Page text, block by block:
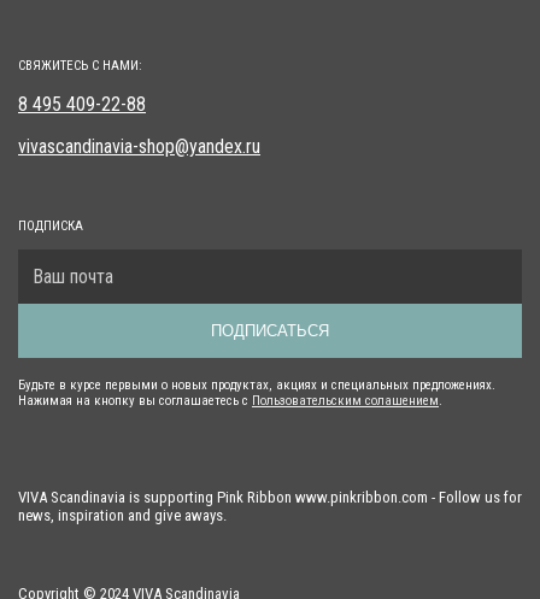
VIVA Scandinavia is supporting Pink Ribbon www.pinkribbon.com - Follow us for
news, inspiration and give aways.
Copyright © 2024 VIVA Scandinavia
СВЯЖИТЕСЬ С НАМИ:
8 495 409-22-88
vivascandinavia-shop@yandex.ru
ПОДПИСКА
ПОДПИСАТЬСЯ
Будьте в курсе первыми о новых продуктах, акциях и специальных предложениях.
Нажимая на кнопку вы соглашаетесь с Пользовательским солашением.